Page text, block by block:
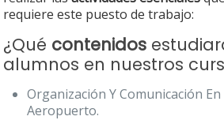
requiere este puesto de trabajo:
¿Qué contenidos
alumnos en nuestros
Organización Y Comunicación
Aeropuerto.